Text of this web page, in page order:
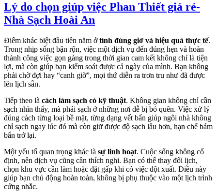
Lý do chọn giúp việc Phan Thiết giá rẻ-
Nhà Sạch Hoài An
Điểm khác biệt đầu tiên nằm ởtính đúng giờ và hiệu quả thực tế.
Trong nhịp sống bận rộn, việc một dịch vụ đến đúng hẹn và hoàn
thành công việc gọn gàng trong thời gian cam kết không chỉ là tiện
lợi, mà còn giúp bạn kiểm soát được cả ngày của mình. Bạn không
phải chờ đợi hay “canh giờ”, mọi thứ diễn ra trơn tru như đã được
lên lịch sẵn.
Tiếp theo là cách làm sạch có kỹ thuật. Không gian không chỉ cần
sạch nhìn thấy, mà phải sạch ở những nơi dễ bị bỏ quên. Việc xử lý
đúng cách từng loại bề mặt, từng dạng vết bẩn giúp ngôi nhà không
chỉ sạch ngay lúc đó mà còn giữ được độ sạch lâu hơn, hạn chế bám
bẩn trở lại.
Một yếu tố quan trọng khác là sự linh hoạt. Cuộc sống không cố
định, nên dịch vụ cũng cần thích nghi. Bạn có thể thay đổi lịch,
chọn khu vực cần làm hoặc đặt gấp khi có việc đột xuất. Điều này
giúp bạn chủ động hoàn toàn, không bị phụ thuộc vào một lịch trình
cứng nhắc.